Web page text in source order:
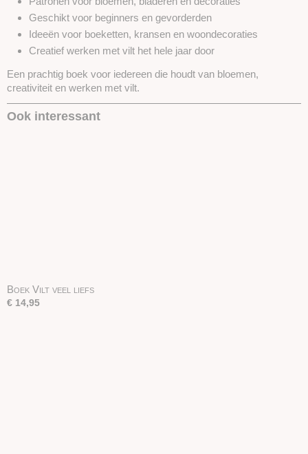
Geschikt voor beginners en gevorderden
Ideeën voor boeketten, kransen en woondecoraties
Creatief werken met vilt het hele jaar door
Een prachtig boek voor iedereen die houdt van bloemen,
creativiteit en werken met vilt.
Ook interessant
Boek Vilt veel liefs
€ 14,95